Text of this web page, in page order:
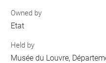
Owned by
Etat
Held by
Musée du Louvre,